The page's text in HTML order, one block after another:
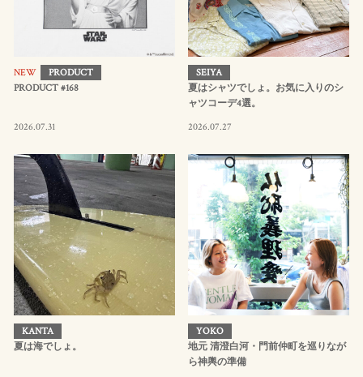
NEW
PRODUCT
PRODUCT #168
2026.07.31
SEIYA
夏はシャツでしょ。お気に入りのシ
ャツコーデ4選。
2026.07.27
KANTA
夏は海でしょ。
YOKO
地元 清澄白河・門前仲町を巡りなが
ら神輿の準備